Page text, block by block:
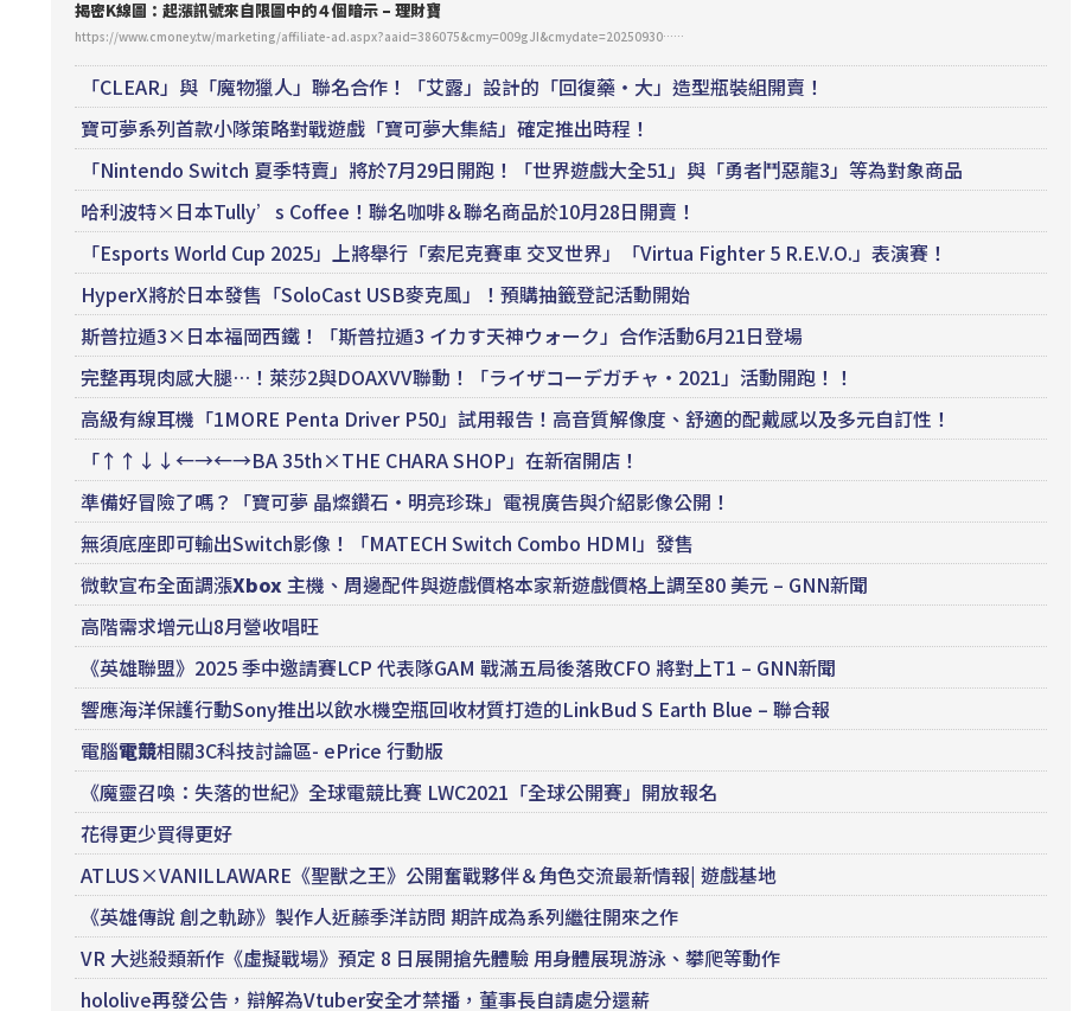
揭密K線圖：起漲訊號來自限圖中的４個暗示 – 理財寶
https://www.cmoney.tw/marketing/affiliate-ad.aspx?aaid=386075&cmy=009gJI&cmydate=20250930……
「CLEAR」與「魔物獵人」聯名合作！「艾露」設計的「回復藥‧大」造型瓶裝組開賣！
寶可夢系列首款小隊策略對戰遊戲「寶可夢大集結」確定推出時程！
「Nintendo Switch 夏季特賣」將於7月29日開跑！「世界遊戲大全51」與「勇者鬥惡龍3」等為對象商品
哈利波特×日本Tully’s Coffee！聯名咖啡＆聯名商品於10月28日開賣！
「Esports World Cup 2025」上將舉行「索尼克賽車 交叉世界」「Virtua Fighter 5 R.E.V.O.」表演賽！
HyperX將於日本發售「SoloCast USB麥克風」！預購抽籤登記活動開始
斯普拉遁3×日本福岡西鐵！「斯普拉遁3 イカす天神ウォーク」合作活動6月21日登場
完整再現肉感大腿…！萊莎2與DOAXVV聯動！「ライザコーデガチャ・2021」活動開跑！！
高級有線耳機「1MORE Penta Driver P50」試用報告！高音質解像度、舒適的配戴感以及多元自訂性！
「↑↑↓↓←→←→BA 35th×THE CHARA SHOP」在新宿開店！
準備好冒險了嗎？「寶可夢 晶燦鑽石・明亮珍珠」電視廣告與介紹影像公開！
無須底座即可輸出Switch影像！「MATECH Switch Combo HDMI」發售
微軟宣布全面調漲Xbox 主機、周邊配件與遊戲價格本家新遊戲價格上調至80 美元 – GNN新聞
高階需求增元山8月營收唱旺
《英雄聯盟》2025 季中邀請賽LCP 代表隊GAM 戰滿五局後落敗CFO 將對上T1 – GNN新聞
響應海洋保護行動Sony推出以飲水機空瓶回收材質打造的LinkBud S Earth Blue – 聯合報
電腦電競相關3C科技討論區- ePrice 行動版
《魔靈召喚：失落的世紀》全球電競比賽 LWC2021「全球公開賽」開放報名
花得更少買得更好
ATLUS×VANILLAWARE《聖獸之王》公開奮戰夥伴＆角色交流最新情報| 遊戲基地
《英雄傳說 創之軌跡》製作人近藤季洋訪問 期許成為系列繼往開來之作
VR 大逃殺類新作《虛擬戰場》預定 8 日展開搶先體驗 用身體展現游泳、攀爬等動作
hololive再發公告，辯解為Vtuber安全才禁播，董事長自請處分還薪